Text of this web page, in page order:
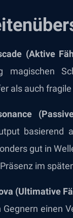
(Aktive
magischen
als auch
basierend
gut in
im
(Ultimative
einen